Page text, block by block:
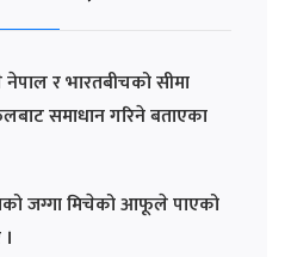
नेपाल र भारतबीचको सीमा
समाधान गरिने बताएका
जग्गा मिचेको आफूले पाएको